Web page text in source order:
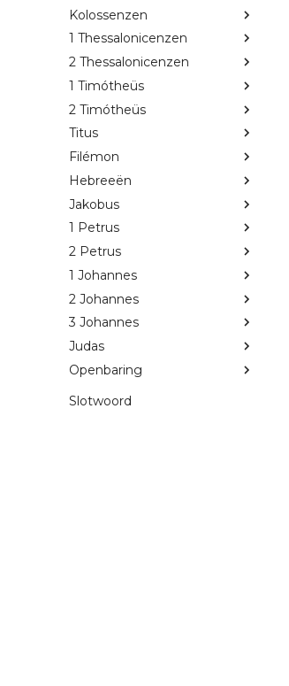
Kolossenzen
1 Thessalonicenzen
2 Thessalonicenzen
1 Timótheüs
2 Timótheüs
Titus
Filémon
Hebreeën
Jakobus
1 Petrus
2 Petrus
1 Johannes
2 Johannes
3 Johannes
Judas
Openbaring
Slotwoord